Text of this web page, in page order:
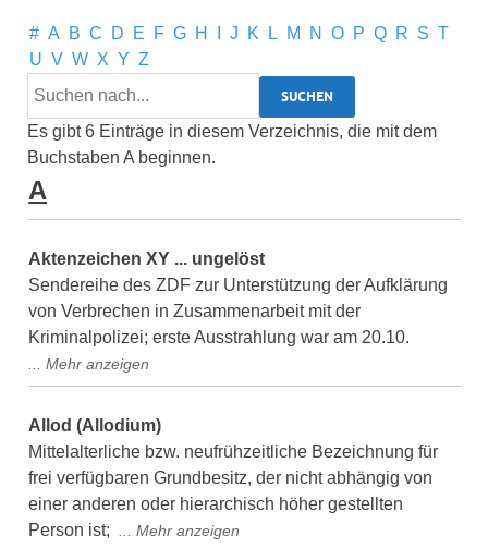
# A B C D E F G H J K L M N O P Q R S T
U V W X Y Z
Es gibt 6 Einträge in diesem Verzeichnis, die mit dem
Buchstaben A beginnen.
A
Aktenzeichen XY ... ungelöst
Sendereihe des ZDF zur Unterstützung der Aufklärung
von Verbrechen in Zusammenarbeit mit der
Kriminalpolizei; erste Ausstrahlung war am 20.10.
Allod (Allodium)
Mittelalterliche bzw. neufrühzeitliche Bezeichnung für
frei verfügbaren Grundbesitz, der nicht abhängig von
einer anderen oder hierarchisch höher gestellten
Person ist;